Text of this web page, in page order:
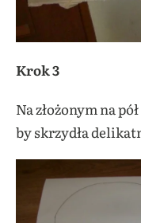
Krok 3
Na złożonym na
by skrzydła